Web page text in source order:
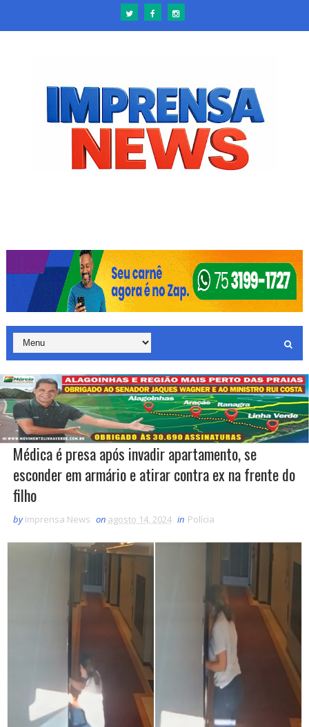
Médica é presa após invadir apartamento, se
esconder em armário e atirar contra ex na frente do
filho
by Imprensa News on agosto 14, 2024 in Polícia